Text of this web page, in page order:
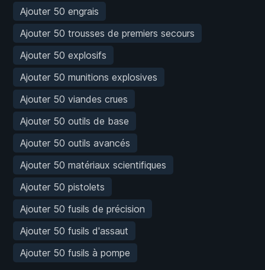
Ajouter 50 engrais
Ajouter 50 trousses de premiers secours
Ajouter 50 explosifs
Ajouter 50 munitions explosives
Ajouter 50 viandes crues
Ajouter 50 outils de base
Ajouter 50 outils avancés
Ajouter 50 matériaux scientifiques
Ajouter 50 pistolets
Ajouter 50 fusils de précision
Ajouter 50 fusils d'assaut
Ajouter 50 fusils à pompe